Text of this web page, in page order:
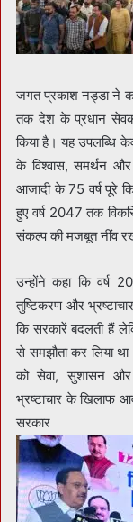
जगत प्रकाश नड्डा ने
तक देश के प्रधान सेवक
किया है। यह उपलब्धि
के विश्वास, समर्थन
आजादी के 75 वर्ष पूरे
हुए वर्ष 2047 तक
संकल्प की मजबूत नींव
उन्होंने कहा कि वर्ष
तुष्टिकरण और
कि सरकारें बदलती हैं
से समझौता कर लिया
को सेवा, सुशासन और
भ्रष्टाचार के खिलाफ